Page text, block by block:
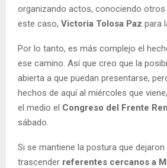
organizando actos, conociendo
este caso, Victoria Tolosa Paz para
Por lo tanto, es más complejo el
ese camino. Así que creo que la
abierta a que puedan presentarse,
hechos de aquí al miércoles que
el medio el Congreso del Frente
sábado.
Si se mantiene la postura que dejaron
trascender referentes cercanos a